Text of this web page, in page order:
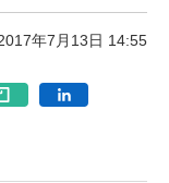
年7月13日 14:55